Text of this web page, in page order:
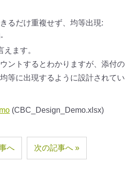
るだけ重複せず、均等出現:
ます。
ントするとわかりますが、添付の
等に出現するように設計されてい
(CBC_Design_Demo.xlsx)
へ 次の記事へ